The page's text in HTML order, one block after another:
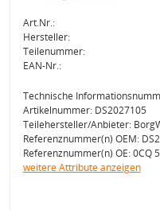
Art.Nr.:
Hersteller:
Teilenummer:
EAN-Nr.:
Technische
Artikelnummer: DS2027105
Teilehersteller/Anbieter:
Referenznummer(n) OEM:
Referenznummer(n) OE: 0CQ
weitere Attribute anzeigen